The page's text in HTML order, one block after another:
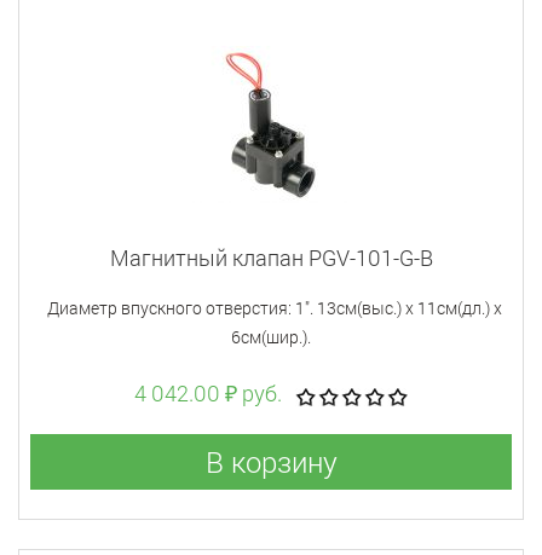
Магнитный клапан PGV-101-G-B
Диаметр впускного отверстия: 1". 13см(выс.) х 11см(дл.) х
6см(шир.).
4 042.00 ₽ руб.
В корзину